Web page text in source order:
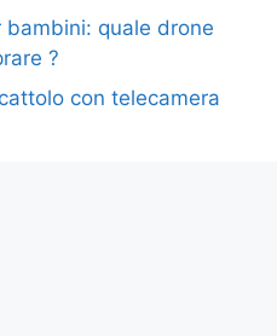
bambini: quale drone
?
con telecamera